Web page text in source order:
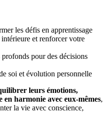
les défis en apprentissage
et renforcer votre
pour des décisions
soi et évolution personnelle
leurs émotions,
harmonie avec eux-mêmes,
la vie avec conscience,